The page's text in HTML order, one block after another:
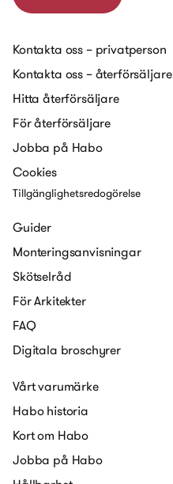
Kontakta oss – privatperson
Kontakta oss – återförsäljare
Hitta återförsäljare
För återförsäljare
Jobba på Habo
Cookies
Tillgänglighetsredogörelse
Guider
Monteringsanvisningar
Skötselråd
För Arkitekter
FAQ
Digitala broschyrer
Vårt varumärke
Habo historia
Kort om Habo
Jobba på Habo